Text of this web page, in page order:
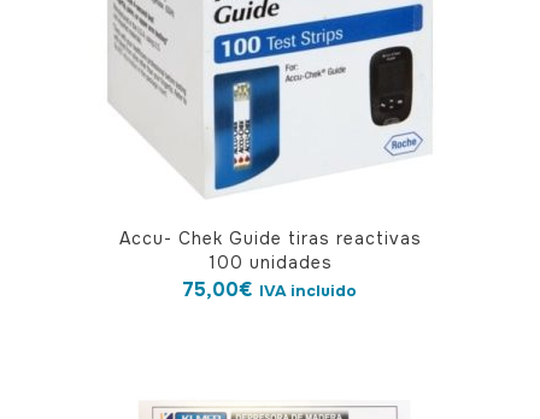
Accu- Chek Guide tiras reactivas
100 unidades
75,00€ IVA incluido